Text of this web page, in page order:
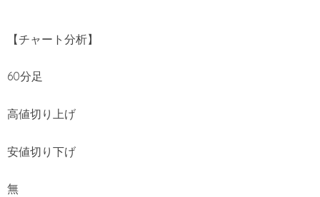
【チャート分析】
60分足
高値切り上げ
安値切り下げ
無